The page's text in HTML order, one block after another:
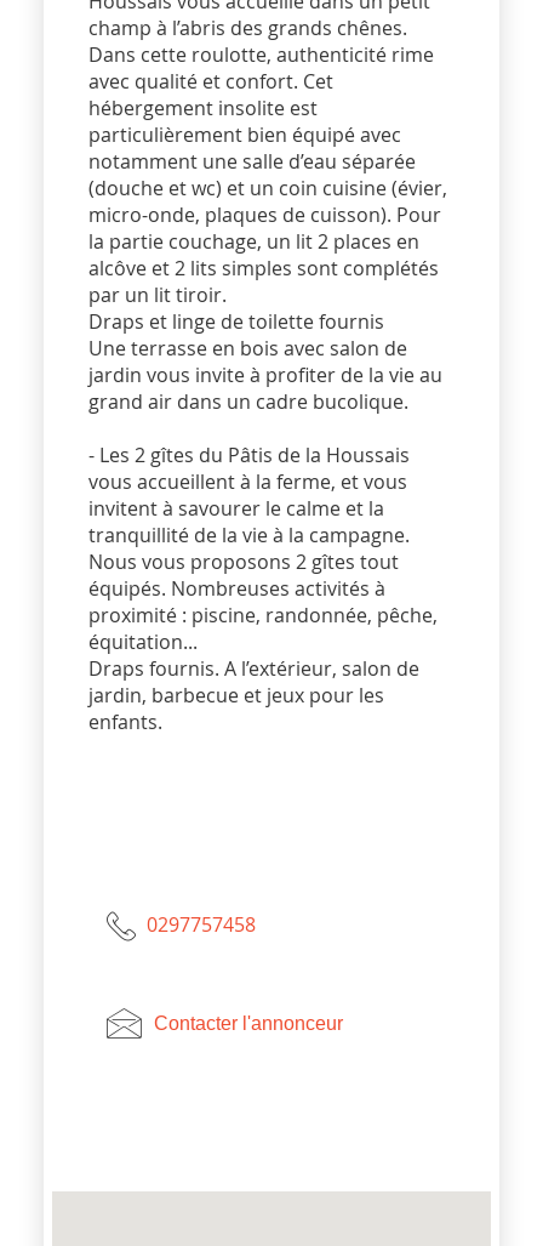
champ à l’abris des grands chênes.
Dans cette roulotte, authenticité rime
avec qualité et confort. Cet
hébergement insolite est
particulièrement bien équipé avec
notamment une salle d’eau séparée
(douche et wc) et un coin cuisine (évier,
micro-onde, plaques de cuisson). Pour
la partie couchage, un lit 2 places en
alcôve et 2 lits simples sont complétés
par un lit tiroir.
Draps et linge de toilette fournis
Une terrasse en bois avec salon de
jardin vous invite à profiter de la vie au
grand air dans un cadre bucolique.
- Les 2 gîtes du Pâtis de la Houssais
vous accueillent à la ferme, et vous
invitent à savourer le calme et la
tranquillité de la vie à la campagne.
Nous vous proposons 2 gîtes tout
équipés. Nombreuses activités à
proximité : piscine, randonnée, pêche,
équitation...
Draps fournis. A l’extérieur, salon de
jardin, barbecue et jeux pour les
enfants.
0297757458
Contacter l'annonceur